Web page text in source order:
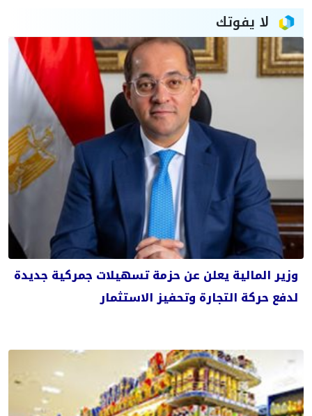
لا يفوتك
وزير المالية يعلن عن حزمة تسهيلات جمركية جديدة
لدفع حركة التجارة وتحفيز الاستثمار